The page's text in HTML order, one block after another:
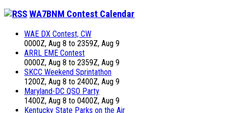
WA7BNM Contest Calendar
WAE DX Contest, CW
0000Z, Aug 8 to 2359Z, Aug 9
ARRL EME Contest
0000Z, Aug 8 to 2359Z, Aug 9
SKCC Weekend Sprintathon
1200Z, Aug 8 to 2400Z, Aug 9
Maryland-DC QSO Party
1400Z, Aug 8 to 0400Z, Aug 9
Kentucky State Parks on the Air